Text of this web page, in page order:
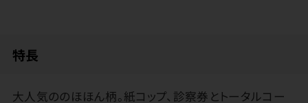
特長
大人気ののほほん柄。紙コップ、診察券とトータルコー